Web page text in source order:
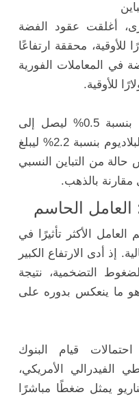
أغلقت عقود الفضة
مستوى 75.673 دولارًا للأوقية، محققة ارتفاعًا
الفضة في المعاملات الفورية
أما البلاتين، فقد سجل ارتفاعًا بنسبة 0.5% ليصل إلى
2015.98 دولارًا، في حين قفز البلاديوم بنسبة 2.2% ليبلغ
يعكس حالة من التباين النسبي
مقارنة بالذهب.
الحاسم
الأكثر تأثيرًا في
إذ أدى الارتفاع الكبير
التضخمية، نتيجة
وهو ما ينعكس بدوره على
قيام البنوك
الفيدرالي الأمريكي،
يمثل ضغطًا مباشرًا